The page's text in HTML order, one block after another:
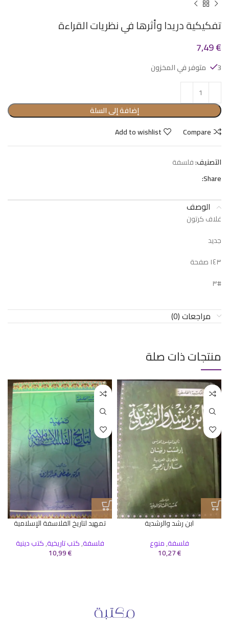
تفكيكية دريدا وأثرها في نظريات القراءة
7,49€
3 متوفر في المخزون
إضافة إلى السلة
Compare
Add to wishlist
التصنيف:فلسفة
Share:
الوصف
غلاف كرتون
جديد
١٤٣ صفحة
#٣
مراجعات (0)
منتجات ذات صلة
ابن رشد والرشدية
فلسفة,منوع
10,27€
تمهيد لتاريخ الفلاسفة الإسلامية
فلسفة,كتب تاريخية,كتب دينية
10,99€